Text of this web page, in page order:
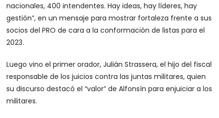
nacionales, 400 intendentes. Hay ideas, hay líderes, hay
gestión”, en un mensaje para mostrar fortaleza frente a sus
socios del PRO de cara a la conformación de listas para el
2023.
Luego vino el primer orador, Julián Strassera, el hijo del fiscal
responsable de los juicios contra las juntas militares, quien
su discurso destacó el “valor” de Alfonsín para enjuiciar a los
militares.